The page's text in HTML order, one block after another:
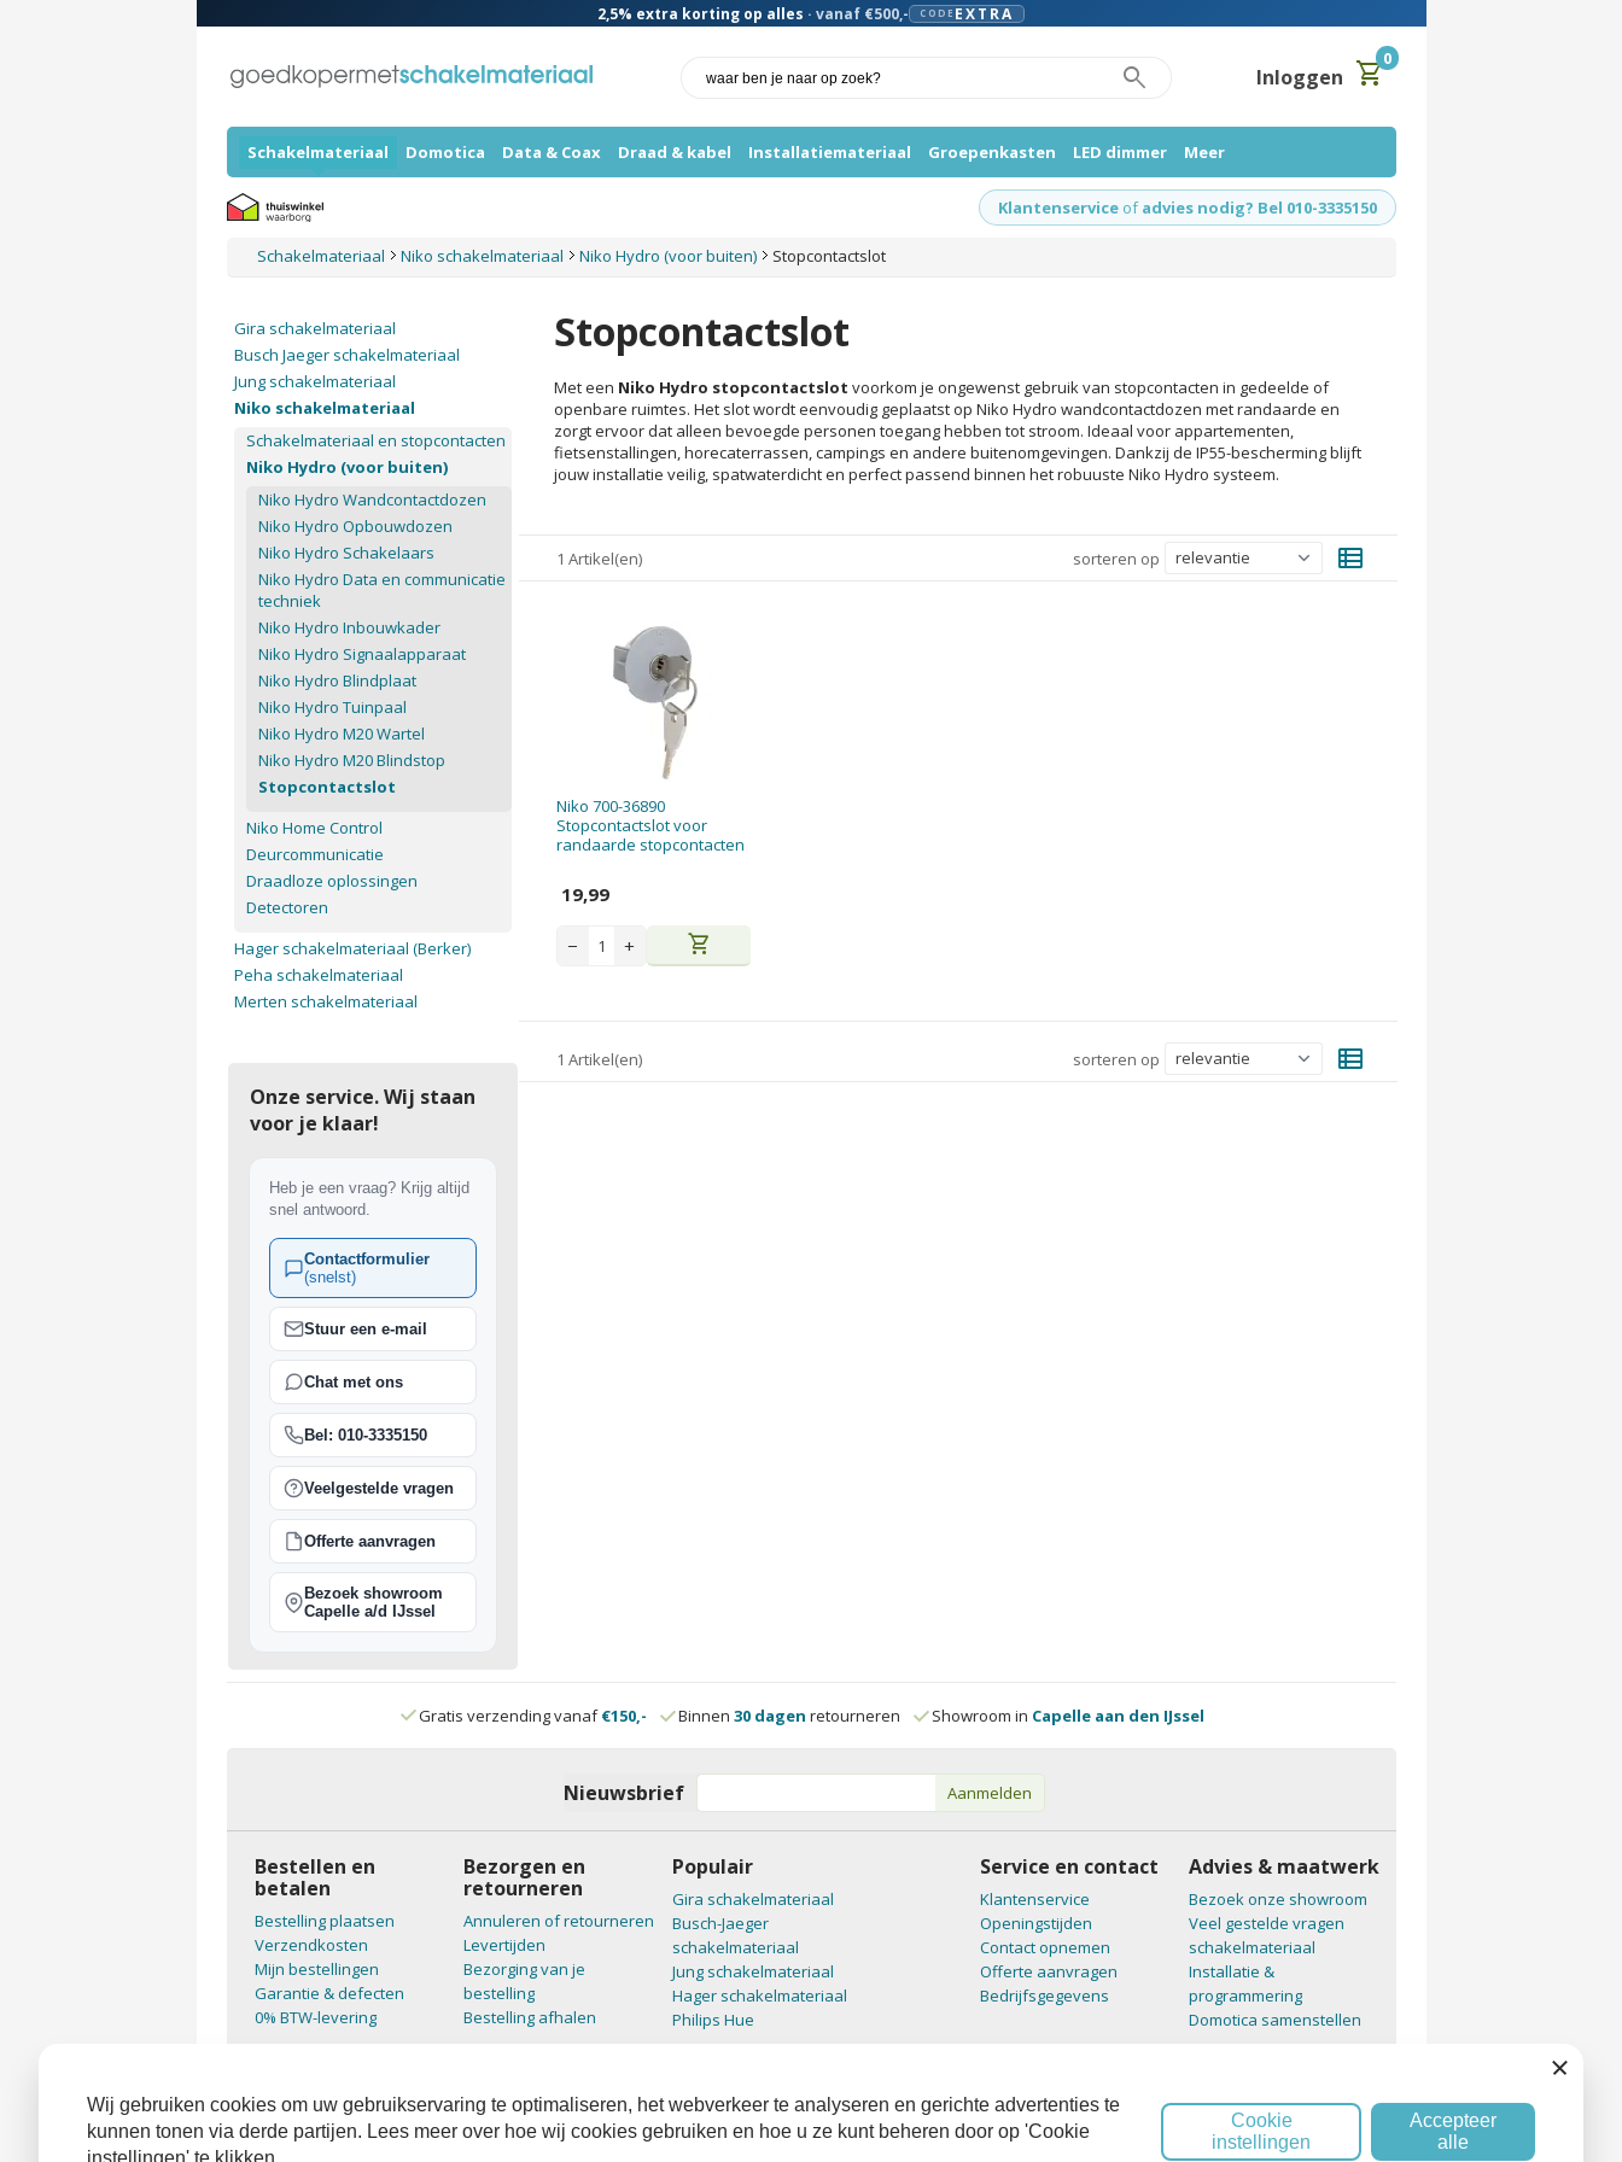
2,5% extra korting op alles · vanaf €500,- CODE EXTRA
search Inloggen shopping_cart0
Schakelmateriaal Domotica Data & Coax Draad & kabel Installatiemateriaal Groepenkasten LED dimmer Meer
Klantenservice of advies nodig? Bel 010-3335150
Schakelmateriaal Niko schakelmateriaal Niko Hydro (voor buiten) Stopcontactslot
Stopcontactslot
Met een Niko Hydro stopcontactslot voorkom je ongewenst gebruik van stopcontacten in gedeelde of
openbare ruimtes. Het slot wordt eenvoudig geplaatst op Niko Hydro wandcontactdozen met randaarde en
zorgt ervoor dat alleen bevoegde personen toegang hebben tot stroom. Ideaal voor appartementen,
fietsenstallingen, horecaterrassen, campings en andere buitenomgevingen. Dankzij de IP55-bescherming blijft
jouw installatie veilig, spatwaterdicht en perfect passend binnen het robuuste Niko Hydro systeem.
1 Artikel(en) sorteren op view_list
Niko 700-36890
Stopcontactslot voor
randaarde stopcontacten
19,99
− + shopping_cart
1 Artikel(en) sorteren op view_list
Gira schakelmateriaal
Busch Jaeger schakelmateriaal
Jung schakelmateriaal
Niko schakelmateriaal
Schakelmateriaal en stopcontacten
Niko Hydro (voor buiten)
Niko Hydro Wandcontactdozen
Niko Hydro Opbouwdozen
Niko Hydro Schakelaars
Niko Hydro Data en communicatie
techniek
Niko Hydro Inbouwkader
Niko Hydro Signaalapparaat
Niko Hydro Blindplaat
Niko Hydro Tuinpaal
Niko Hydro M20 Wartel
Niko Hydro M20 Blindstop
Stopcontactslot
Niko Home Control
Deurcommunicatie
Draadloze oplossingen
Detectoren
Hager schakelmateriaal (Berker)
Peha schakelmateriaal
Merten schakelmateriaal
Onze service. Wij staan
voor je klaar!
Heb je een vraag? Krijg altijd
snel antwoord.
Contactformulier
(snelst)
Stuur een e-mail
Chat met ons
Bel: 010-3335150
Veelgestelde vragen
Offerte aanvragen
Bezoek showroom
Capelle a/d IJssel
Gratis verzending vanaf€150,- Binnen 30 dagen retourneren Showroom in Capelle aan den IJssel
Nieuwsbrief Aanmelden
Bestellen en
betalen
Bestelling plaatsen
Verzendkosten
Mijn bestellingen
Garantie & defecten
0% BTW-levering
Bezorgen en
retourneren
Annuleren of retourneren
Levertijden
Bezorging van je
bestelling
Bestelling afhalen
Populair
Gira schakelmateriaal
Busch-Jaeger
schakelmateriaal
Jung schakelmateriaal
Hager schakelmateriaal
Philips Hue
Service en contact
Klantenservice
Openingstijden
Contact opnemen
Offerte aanvragen
Bedrijfsgegevens
Advies & maatwerk
Bezoek onze showroom
Veel gestelde vragen
schakelmateriaal
Installatie &
programmering
Domotica samenstellen
Wij gebruiken cookies om uw gebruikservaring te optimaliseren, het webverkeer te analyseren en gerichte advertenties te
kunnen tonen via derde partijen. Lees meer over hoe wij cookies gebruiken en hoe u ze kunt beheren door op 'Cookie
instellingen' te klikken.
Sluiten
Cookie
instellingen
Accepteer
alle